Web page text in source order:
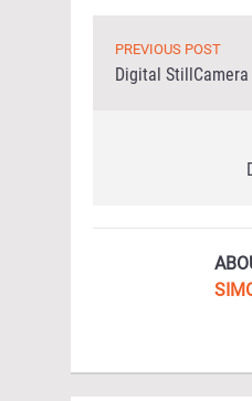
PREVIOUS POST
Digital StillCamera